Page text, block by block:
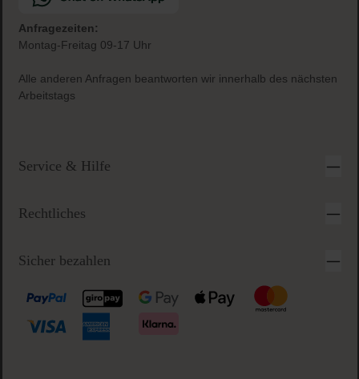
Anfragezeiten:
Montag-Freitag 09-17 Uhr
Alle anderen Anfragen beantworten wir innerhalb des nächsten
Arbeitstags
Service & Hilfe
Rechtliches
Sicher bezahlen